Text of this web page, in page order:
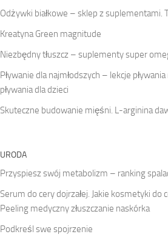
Odżywki białkowe – sklep z suplementami.
Kreatyna Green magnitude
Niezbędny tłuszcz – suplementy super
Pływanie dla najmłodszych – lekcje
pływania dla dzieci
Skuteczne budowanie mięśni. L-arginina
URODA
Przyspiesz swój metabolizm – ranking
Serum do cery dojrzałej. Jakie kosmetyki do
Peeling medyczny złuszczanie naskórka
Podkreśl swe spojrzenie